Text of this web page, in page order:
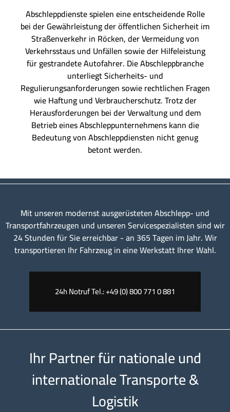
Abschleppdienste spielen eine entscheidende Rolle
bei der Gewährleistung der öffentlichen Sicherheit im
Straßenverkehr in Röcken, der Vermeidung von
Verkehrsstaus und Unfällen sowie der Hilfeleistung
für gestrandete Autofahrer. Die Abschleppbranche
unterliegt Sicherheits- und
Regulierungsanforderungen sowie rechtlichen Fragen
wie Haftung und Verbraucherschutz. Trotz der
Herausforderungen bei der Verwaltung und dem
Betrieb eines Abschleppunternehmens kann die
Bedeutung von Abschleppdiensten nicht genug
betont werden.
Mit unseren modernst ausgerüsteten Abschlepp- und
Transportfahrzeugen und unseren Servicespezialisten sind wir
24 Stunden für Sie erreichbar - an 365 Tagen im Jahr. Wir
transportieren Ihr Fahrzeug in eine Werkstatt Ihrer Wahl.
24h Notruf Tel.: +49 (0) 800 771 0 881
Ihr Partner für nationale und
internationale Transporte &
Logistik